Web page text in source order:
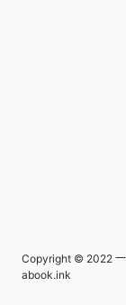
Copyright © 2022
abook.ink